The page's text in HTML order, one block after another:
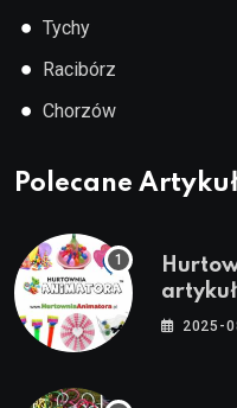
● Tychy
● Racibórz
● Chorzów
Polecane
stroje i
2025-